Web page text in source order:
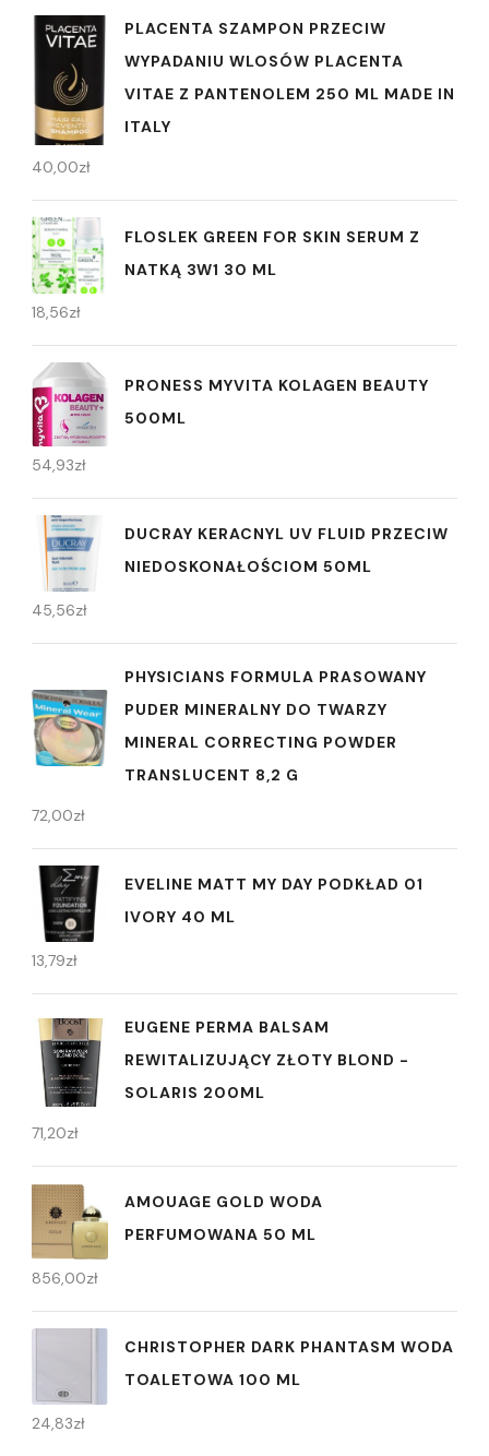
PLACENTA SZAMPON PRZECIW
WYPADANIU WLOSÓW PLACENTA
VITAE Z PANTENOLEM 250 ML MADE IN
ITALY
40,00zł
FLOSLEK GREEN FOR SKIN SERUM Z
NATKĄ 3W1 30 ML
18,56zł
PRONESS MYVITA KOLAGEN BEAUTY
500ML
54,93zł
DUCRAY KERACNYL UV FLUID PRZECIW
NIEDOSKONAŁOŚCIOM 50ML
45,56zł
PHYSICIANS FORMULA PRASOWANY
PUDER MINERALNY DO TWARZY
MINERAL CORRECTING POWDER
TRANSLUCENT 8,2 G
72,00zł
EVELINE MATT MY DAY PODKŁAD 01
IVORY 40 ML
13,79zł
EUGENE PERMA BALSAM
REWITALIZUJĄCY ZŁOTY BLOND -
SOLARIS 200ML
71,20zł
AMOUAGE GOLD WODA
PERFUMOWANA 50 ML
856,00zł
CHRISTOPHER DARK PHANTASM WODA
TOALETOWA 100 ML
24,83zł